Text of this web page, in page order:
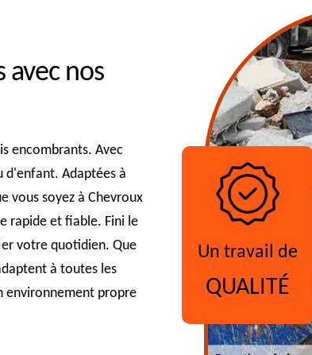
avec nos
encombrants. Avec
d'enfant. Adaptées à
vous soyez à Chevroux
rapide et fiable. Fini le
votre quotidien. Que
à toutes les
environnement propre
Un travail de
QUALITÉ